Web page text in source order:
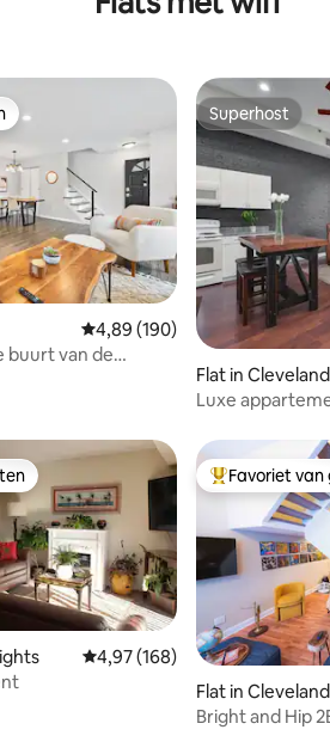
op 5, 18 recensies
Gemiddelde beoordeling van
4,89 (190)
buurt van de
Superhost
Superhost
Flat in Cleveland
Luxe
5, 219 recensies
Gemiddelde beoordeling van
4,97 (168)
Topfavoriet
Favoriet
Flat in Cleveland
Bright and Hip